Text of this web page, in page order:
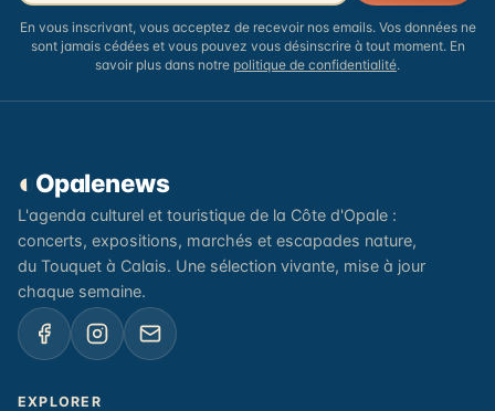
En vous inscrivant, vous acceptez de recevoir nos emails. Vos données ne
sont jamais cédées et vous pouvez vous désinscrire à tout moment. En
savoir plus dans notre politique de confidentialité.
◐ Opalenews
L'agenda culturel et touristique de la Côte d'Opale :
concerts, expositions, marchés et escapades nature,
du Touquet à Calais. Une sélection vivante, mise à jour
chaque semaine.
EXPLORER